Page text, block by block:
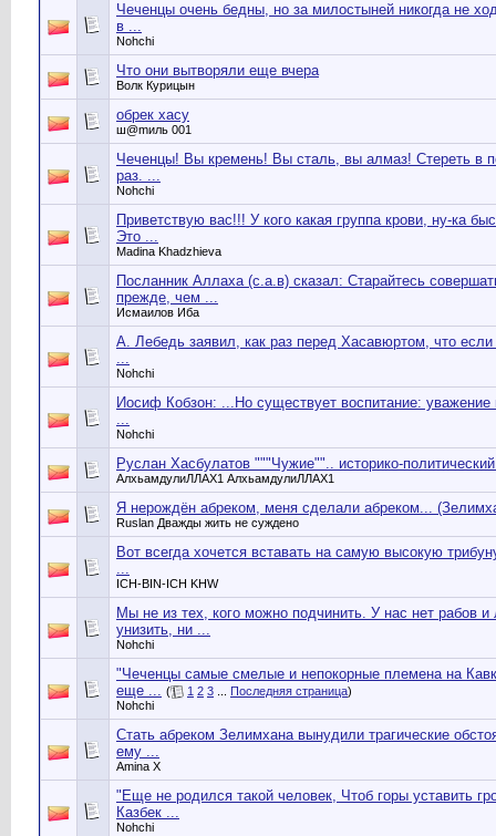
Чеченцы очень бедны, но за милостыней никогда не
в ...
Nohchi
Что они вытворяли еще вчера
Волк Курицын
обрек хасу
ш@mиль 001
Чеченцы! Вы кремень! Вы сталь, вы алмаз! Стереть в
раз. ...
Nohchi
Приветствую вас!!! У кого какая группа крови, ну-ка
Это ...
Madina Khadzhieva
Посланник Аллаха (с.а.в) сказал: Старайтесь
прежде, чем ...
Исмаилов Иба
А. Лебедь заявил, как раз перед Хасавюртом, что
...
Nohchi
Иосиф Кобзон: ...Но существует воспитание:
...
Nohchi
Руслан Хасбулатов """Чужие"".. историко-
АлхьамдулиЛЛАХ1 АлхьамдулиЛЛАХ1
Я нерождён абреком, меня сделали абреком...
Ruslan Дважды жить не суждено
Вот всегда хочется вставать на самую высокую
...
ICH-BIN-ICH KHW
Мы не из тех, кого можно подчинить. У нас нет рабов
унизить, ни ...
Nohchi
"Чеченцы самые смелые и непокорные племена на
еще ... ( 1 2 3 Последняя страница)
Nohchi
Стать абреком Зелимхана вынудили трагические
ему ...
Amina Х
"Еще не родился такой человек, Чтоб горы уставить
Казбек ...
Nohchi